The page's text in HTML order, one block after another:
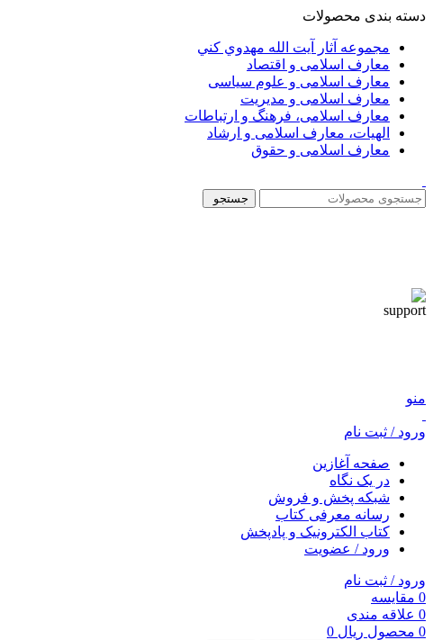
دسته بندی محصولات
مجموعه آثار آيت الله مهدوي كني
معارف اسلامی و اقتصاد
معارف اسلامی و علوم سیاسی
معارف اسلامی و مدیریت
معارف اسلامی، فرهنگ و ارتباطات
الهیات، معارف اسلامی و ارشاد
معارف اسلامی و حقوق
جستجو
منو
ورود / ثبت نام
صفحه آغازین
در یک نگاه
شبکه پخش و فروش
رسانه معرفی کتاب
کتاب الکترونیک و پادپخش
ورود / عضویت
ورود / ثبت نام
0 مقایسه
0 علاقه مندی
0 محصول ریال